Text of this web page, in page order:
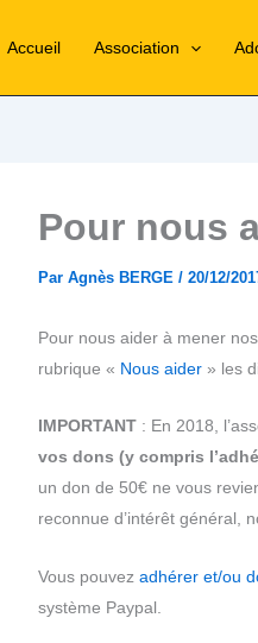
Accueil Association
Pour nous
Par Agnès BERGE / 20/12/
Pour nous aider à mener
rubrique « Nous aider » les
IMPORTANT : En 2018,
vos dons (y compris
un don de 50€ ne vous
reconnue d’intérêt général,
Vous pouvez adhérer et/ou
système Paypal.